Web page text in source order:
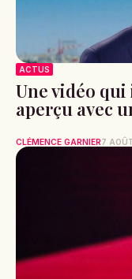
ACTUS
Une vidéo
aperçu avec
CLÉMENCE GARNIER7